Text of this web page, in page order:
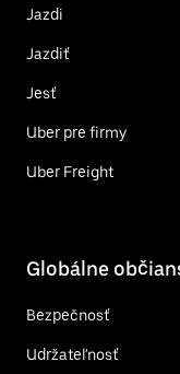
Jazdi
Jazdiť
Jesť
Uber pre firmy
Uber Freight
Globálne
Bezpečnosť
Udržateľnosť